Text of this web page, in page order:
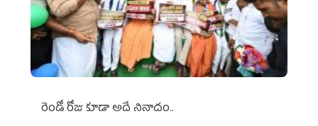
రెండో రోజు కూడా అదే నినాదం..